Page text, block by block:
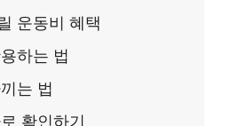
운동비 혜택
하는 법
는 법
확인하기